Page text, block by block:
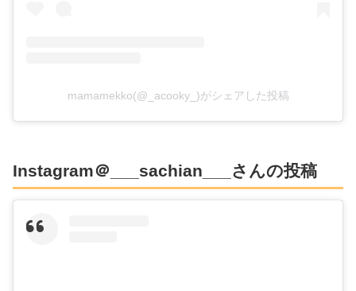
mamamekko(@_acooky_)がシェアした投稿
Instagram＠___sachian___さんの投稿